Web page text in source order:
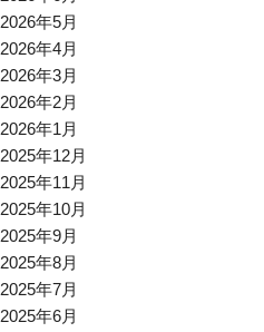
2026年5月
2026年4月
2026年3月
2026年2月
2026年1月
2025年12月
2025年11月
2025年10月
2025年9月
2025年8月
2025年7月
2025年6月